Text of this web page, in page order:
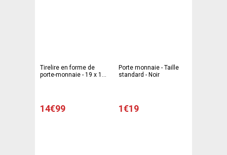
Tirelire en forme de
porte-monnaie - 19 x 11
14€99
Porte monnaie - Taille
standard - Noir
1€19